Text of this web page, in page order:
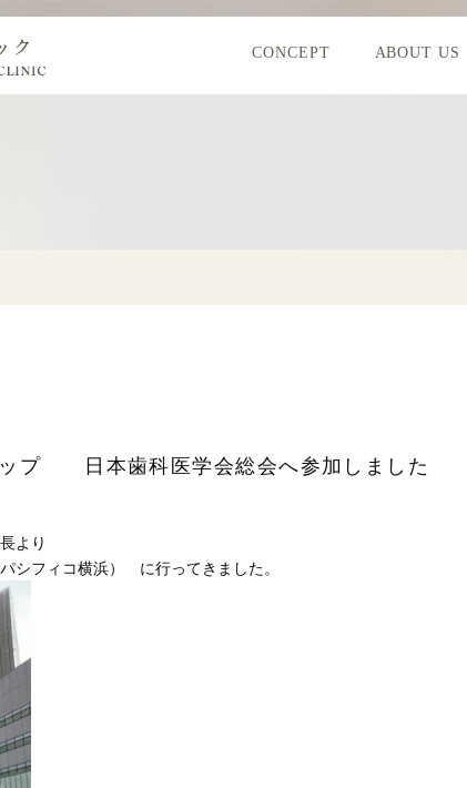
CONCEPT ABOUT US
ップ 日本歯科医学会総会へ参加しました
より
シフィコ横浜） に行ってきました。